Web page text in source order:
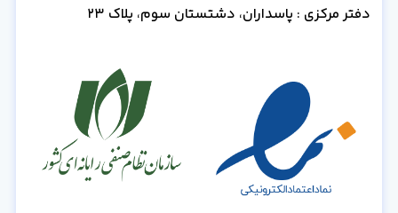
دفتر مرکزی : پاسداران، دشتستان سوم، پلاک 23